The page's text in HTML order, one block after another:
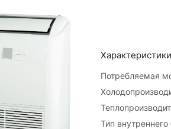
Характеристики
Потребляемая
Тип внутреннего